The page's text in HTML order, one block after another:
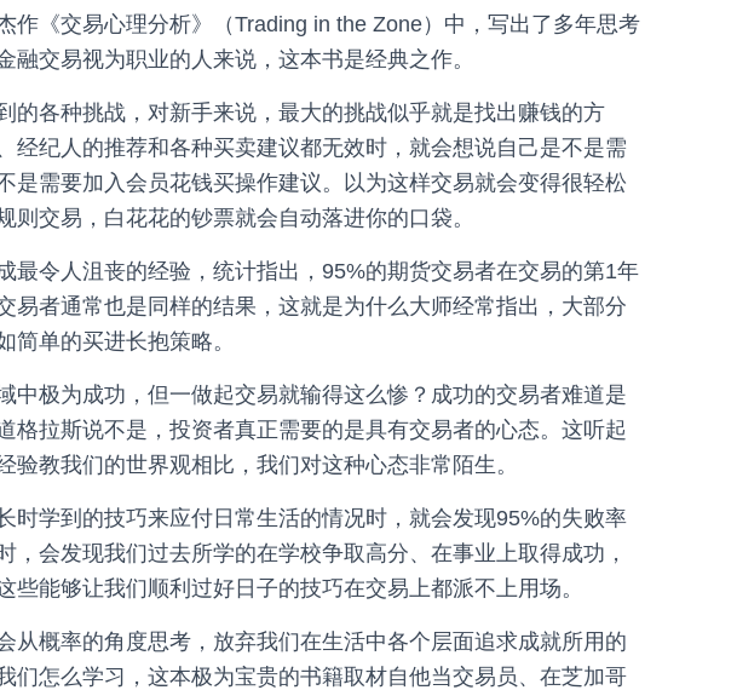
作《交易心理分析》（Trading in the Zone）中，写出了多年思考
融交易视为职业的人来说，这本书是经典之作。
的各种挑战，对新手来说，最大的挑战似乎就是找出赚钱的方
经纪人的推荐和各种买卖建议都无效时，就会想说自己是不是需
是需要加入会员花钱买操作建议。以为这样交易就会变得很轻松
则交易，白花花的钞票就会自动落进你的口袋。
最令人沮丧的经验，统计指出，95%的期货交易者在交易的第1年
易者通常也是同样的结果，这就是为什么大师经常指出，大部分
简单的买进长抱策略。
中极为成功，但一做起交易就输得这么惨？成功的交易者难道是
格拉斯说不是，投资者真正需要的是具有交易者的心态。这听起
验教我们的世界观相比，我们对这种心态非常陌生。
时学到的技巧来应付日常生活的情况时，就会发现95%的失败率
，会发现我们过去所学的在学校争取高分、在事业上取得成功，
些能够让我们顺利过好日子的技巧在交易上都派不上用场。
从概率的角度思考，放弃我们在生活中各个层面追求成就所用的
们怎么学习，这本极为宝贵的书籍取材自他当交易员、在芝加哥